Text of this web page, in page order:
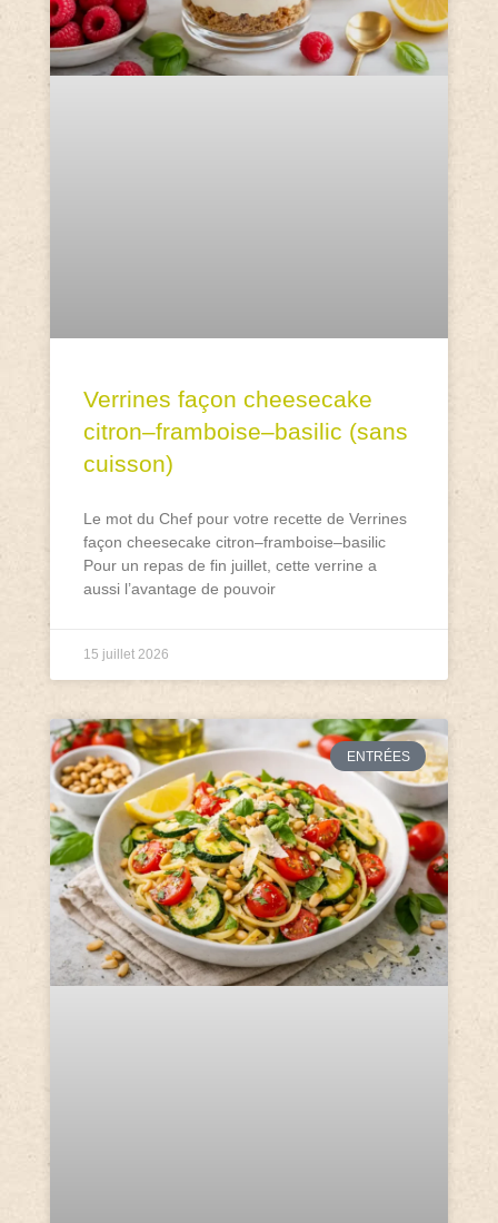
Verrines façon cheesecake
citron–framboise–basilic (sans
cuisson)
Le mot du Chef pour votre recette de Verrines
façon cheesecake citron–framboise–basilic
Pour un repas de fin juillet, cette verrine a
aussi l’avantage de pouvoir
15 juillet 2026
ENTRÉES